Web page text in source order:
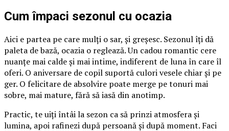
Cum împaci sezonul cu ocazia
Aici e partea pe care mulți o sar, și greșesc. Sezonul îți dă
paleta de bază, ocazia o reglează. Un cadou romantic cere
nuanțe mai calde și mai intime, indiferent de luna în care îl
oferi. O aniversare de copil suportă culori vesele chiar și pe
ger. O felicitare de absolvire poate merge pe tonuri mai
sobre, mai mature, fără să iasă din anotimp.
Practic, te uiți întâi la sezon ca să prinzi atmosfera și
lumina, apoi rafinezi după persoană și după moment. Faci